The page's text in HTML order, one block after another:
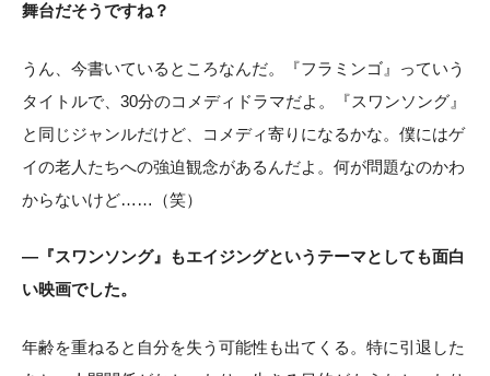
舞台だそうですね？
うん、今書いているところなんだ。『フラミンゴ』っていう
タイトルで、30分のコメディドラマだよ。『スワンソング』
と同じジャンルだけど、コメディ寄りになるかな。僕にはゲ
イの老人たちへの強迫観念があるんだよ。何が問題なのかわ
からないけど……（笑）
―『スワンソング』もエイジングというテーマとしても面白
い映画でした。
年齢を重ねると自分を失う可能性も出てくる。特に引退した